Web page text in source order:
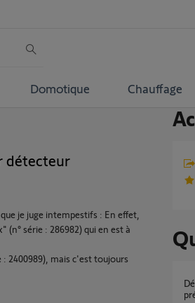
Domotique Chauffage
détecteur
je juge intempestifs : En effet,
série : 286982) qui en est à
2400989), mais c'est toujours
déclenchement intempestif détecteur